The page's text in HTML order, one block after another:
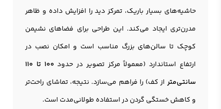
حاشیه‌های بسیار باریک، تمرکز دید را افزایش داده و ظاهر
مدرن‌تری ایجاد می‌کند. این طراحی برای فضاهای نشیمن
کوچک تا سالن‌های بزرگ مناسب است و امکان نصب در
ارتفاع استاندارد (معمولاً مرکز تصویر در حدود
100 تا 110
سانتی‌متراز کف) را فراهم می‌سازد. نتیجه، تماشای راحت‌تر
و کاهش خستگی گردن در استفاده طولانی‌مدت است.